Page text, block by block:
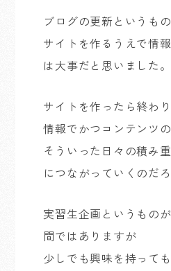
ブログの更新というも
サイトを作るうえで情
は大事だと思いました。
サイトを作ったら終わ
情報でかつコンテンツ
そういった日々の積み
につながっていくのだ
実習生企画というもの
間ではありますが
少しでも興味を持って